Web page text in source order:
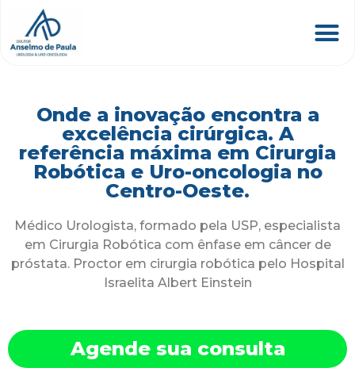
Onde a inovação encontra a
excelência cirúrgica. A
referência máxima em Cirurgia
Robótica e Uro-oncologia no
Centro-Oeste.
Médico Urologista, formado pela USP, especialista
em Cirurgia Robótica com ênfase em câncer de
próstata. Proctor em cirurgia robótica pelo Hospital
Israelita Albert Einstein
Agende sua consulta